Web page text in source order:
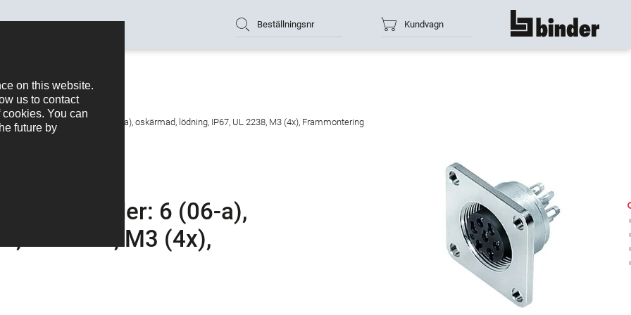
Beställningsnr Kundvagn show all
flänsuttag, antal poler: 6 (06-a), oskärmad, lödning, IP67, UL 2238, M3 (4x), Frammontering
antal poler: 6 (06-a),
UL 2238, M3 (4x),